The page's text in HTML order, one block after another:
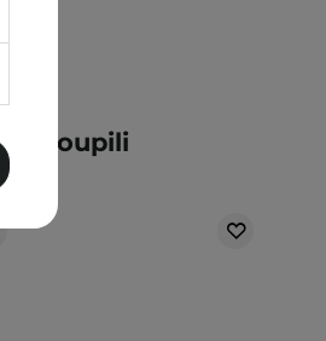
zakoupili